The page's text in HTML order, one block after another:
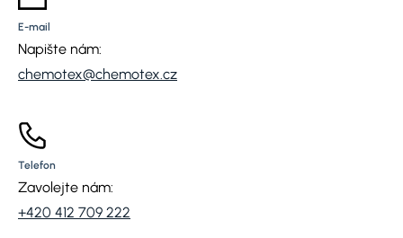
E-mail
Napište nám:
chemotex@chemotex.cz
Telefon
Zavolejte nám:
+420 412 709 222